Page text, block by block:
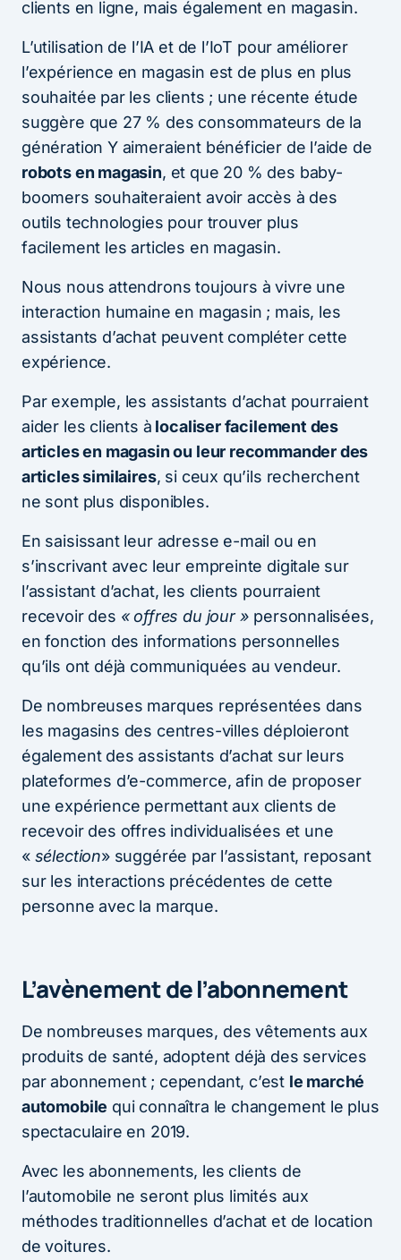
clients en ligne, mais également en magasin.
L’utilisation de l’IA et de l’IoT pour améliorer
l’expérience en magasin est de plus en plus
souhaitée par les clients ; une récente étude
suggère que 27 % des consommateurs de la
génération Y aimeraient bénéficier de l’aide de
robots en magasin, et que 20 % des baby-
boomers souhaiteraient avoir accès à des
outils technologies pour trouver plus
facilement les articles en magasin.
Nous nous attendrons toujours à vivre une
interaction humaine en magasin ; mais, les
assistants d’achat peuvent compléter cette
expérience.
Par exemple, les assistants d’achat pourraient
aider les clients à localiser facilement des
articles en magasin ou leur recommander des
articles similaires, si ceux qu’ils recherchent
ne sont plus disponibles.
En saisissant leur adresse e-mail ou en
s’inscrivant avec leur empreinte digitale sur
l’assistant d’achat, les clients pourraient
recevoir des « offres du jour » personnalisées,
en fonction des informations personnelles
qu’ils ont déjà communiquées au vendeur.
De nombreuses marques représentées dans
les magasins des centres-villes déploieront
également des assistants d’achat sur leurs
plateformes d’e-commerce, afin de proposer
une expérience permettant aux clients de
recevoir des offres individualisées et une
«sélection» suggérée par l’assistant, reposant
sur les interactions précédentes de cette
personne avec la marque.
L’avènement de l’abonnement
De nombreuses marques, des vêtements aux
produits de santé, adoptent déjà des services
par abonnement ; cependant, c’est le marché
automobile qui connaîtra le changement le plus
spectaculaire en 2019.
Avec les abonnements, les clients de
l’automobile ne seront plus limités aux
méthodes traditionnelles d’achat et de location
de voitures.